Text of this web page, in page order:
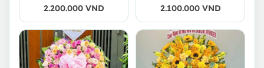
2.200.000 VND 2.100.000 VND